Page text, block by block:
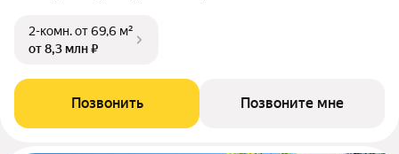
2-комн.от 69,6 м²
от 8,3 млн ₽
Позвонить Позвоните мне